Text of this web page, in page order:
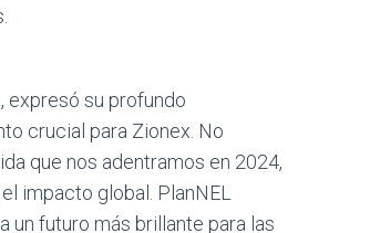
expresó su profundo
crucial para Zionex. No
que nos adentramos en 2024,
impacto global. PlanNEL
un futuro más brillante para las